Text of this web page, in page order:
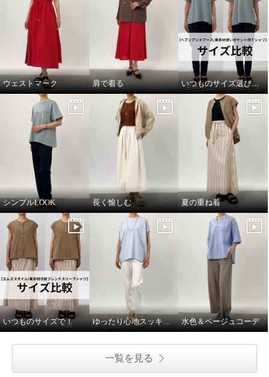
ウェストマーク 肩で着る いつものサイズ選びで！
シンプルLOOK 長く愉しむ 夏の重ね着
いつものサイズで！ ゆったり心地スッキリ見え 水色＆ベージュコーデ
一覧を見る